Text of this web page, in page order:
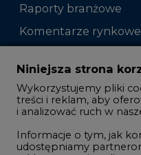
Raporty branżowe
Komentarze rynkowe
Zmiany kadrowe na
Studio CIRE
Rozmowy o
Gospodarka
Niniejsza strona
Wykorzystujemy pliki
treści i reklam, aby
i analizować ruch w
Informacje o tym, jak
udostępniamy